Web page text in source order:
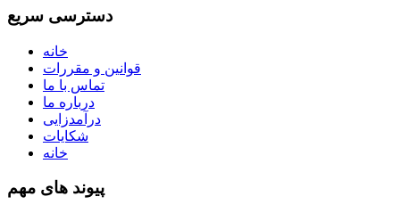
دسترسی سریع
خانه
قوانین و مقررات
تماس با ما
درباره ما
درآمدزایی
شکایات
خانه
پیوند های مهم